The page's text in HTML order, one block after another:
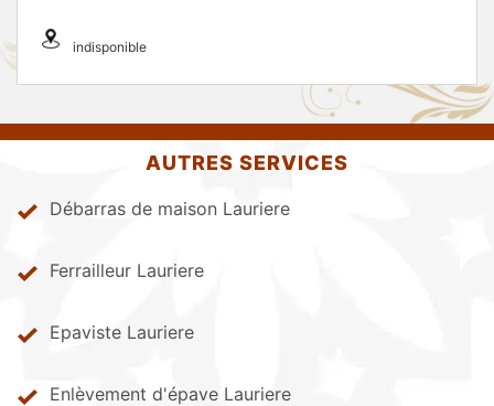
indisponible
AUTRES SERVICES
Débarras de maison Lauriere
Ferrailleur Lauriere
Epaviste Lauriere
Enlèvement d'épave Lauriere